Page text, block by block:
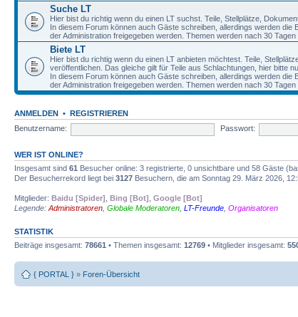
Suche LT
Hier bist du richtig wenn du einen LT suchst. Teile, Stellplätze,
In diesem Forum können auch Gäste schreiben, allerdings werden
der Administration freigegeben werden. Themen werden nach 30
Biete LT
Hier bist du richtig wenn du einen LT anbieten möchtest. Teile,
veröffentlichen. Das gleiche gilt für Teile aus Schlachtungen, hier bitte
In diesem Forum können auch Gäste schreiben, allerdings werden
der Administration freigegeben werden. Themen werden nach 30
ANMELDEN • REGISTRIEREN
Benutzername:
Passwort:
WER IST ONLINE?
Insgesamt sind 61 Besucher online: 3 registrierte, 0 unsichtbare und 58 Gäste
Der Besucherrekord liegt bei 3127 Besuchern, die am Sonntag 29. März 2026,
Mitglieder: Baidu [Spider] Bing [Bot] Google [Bot]
Legende: Administratoren Globale Moderatoren LT-Freunde Organisatoren
STATISTIK
Beiträge insgesamt: 78661 • Themen insgesamt: 12769 • Mitglieder insgesamt:
{ PORTAL } » Foren-Übersicht